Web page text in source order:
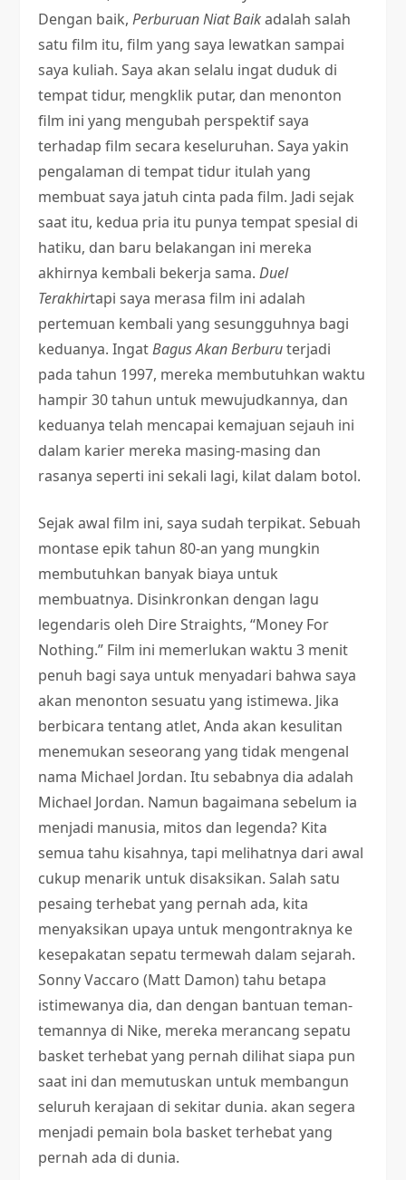
Dengan baik, Perburuan Niat Baikadalah salah
satu film itu, film yang saya lewatkan sampai
saya kuliah. Saya akan selalu ingat duduk di
tempat tidur, mengklik putar, dan menonton
film ini yang mengubah perspektif saya
terhadap film secara keseluruhan. Saya yakin
pengalaman di tempat tidur itulah yang
membuat saya jatuh cinta pada film. Jadi sejak
saat itu, kedua pria itu punya tempat spesial di
hatiku, dan baru belakangan ini mereka
akhirnya kembali bekerja sama.Duel
Terakhirtapi saya merasa film ini adalah
pertemuan kembali yang sesungguhnya bagi
keduanya. IngatBagus Akan Berburuterjadi
pada tahun 1997, mereka membutuhkan waktu
hampir 30 tahun untuk mewujudkannya, dan
keduanya telah mencapai kemajuan sejauh ini
dalam karier mereka masing-masing dan
rasanya seperti ini sekali lagi, kilat dalam botol.
Sejak awal film ini, saya sudah terpikat. Sebuah
montase epik tahun 80-an yang mungkin
membutuhkan banyak biaya untuk
membuatnya. Disinkronkan dengan lagu
legendaris oleh Dire Straights, “Money For
Nothing.” Film ini memerlukan waktu 3 menit
penuh bagi saya untuk menyadari bahwa saya
akan menonton sesuatu yang istimewa. Jika
berbicara tentang atlet, Anda akan kesulitan
menemukan seseorang yang tidak mengenal
nama Michael Jordan. Itu sebabnya dia adalah
Michael Jordan. Namun bagaimana sebelum ia
menjadi manusia, mitos dan legenda? Kita
semua tahu kisahnya, tapi melihatnya dari awal
cukup menarik untuk disaksikan. Salah satu
pesaing terhebat yang pernah ada, kita
menyaksikan upaya untuk mengontraknya ke
kesepakatan sepatu termewah dalam sejarah.
Sonny Vaccaro (Matt Damon) tahu betapa
istimewanya dia, dan dengan bantuan teman-
temannya di Nike, mereka merancang sepatu
basket terhebat yang pernah dilihat siapa pun
saat ini dan memutuskan untuk membangun
seluruh kerajaan di sekitar dunia. akan segera
menjadi pemain bola basket terhebat yang
pernah ada di dunia.